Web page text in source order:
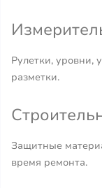
Рулетки, уровни,
разметки.
Защитные
время ремонта.